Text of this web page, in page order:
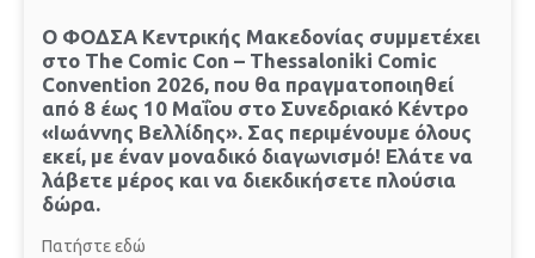
Ο ΦΟΔΣΑ Κεντρικής Μακεδονίας συμμετέχει
στο The Comic Con – Thessaloniki Comic
Convention 2026, που θα πραγματοποιηθεί
από 8 έως 10 Μαΐου στο Συνεδριακό Κέντρο
«Ιωάννης Βελλίδης». Σας περιμένουμε όλους
εκεί, με έναν μοναδικό διαγωνισμό! Ελάτε να
λάβετε μέρος και να διεκδικήσετε πλούσια
δώρα.
Πατήστε εδώ